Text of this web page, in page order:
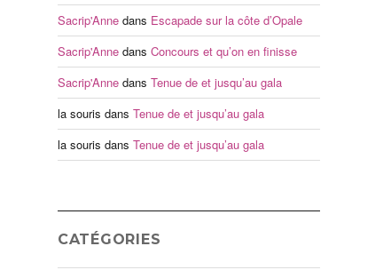
Sacrip'Annedans Escapade sur la côte d’Opale
Sacrip'Annedans Concours et qu’on en finisse
Sacrip'Annedans Tenue de et jusqu’au gala
la souris dans Tenue de et jusqu’au gala
la souris dans Tenue de et jusqu’au gala
CATÉGORIES